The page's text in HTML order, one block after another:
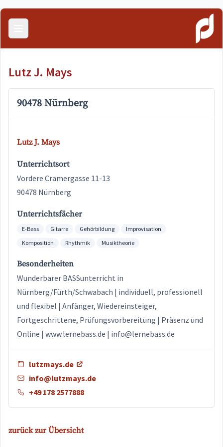
Menü öffnen
Lutz J. Mays
90478 Nürnberg
Lutz J. Mays
Unterrichtsort
Vordere Cramergasse 11-13
90478 Nürnberg
Unterrichtsfächer
E-Bass Gitarre Gehörbildung
Improvisation
Komposition
Rhythmik Musiktheorie
Besonderheiten
Wunderbarer BASSunterricht in
Nürnberg/Fürth/Schwabach | individuell, professionell
und flexibel | Anfänger, Wiedereinsteiger,
Fortgeschrittene, Prüfungsvorbereitung | Präsenz und
Online | www.lernebass.de | info@lernebass.de
lutzmays.de
info@lutzmays.de
+49 178 2577888
zurück zur Übersicht